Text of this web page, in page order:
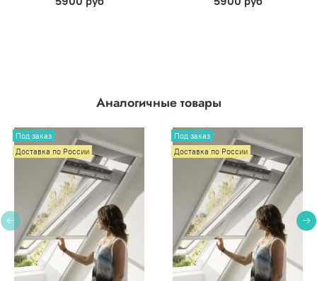
Аналогичные товары
Под заказ
Доставка по России
Под заказ
Доставка по России